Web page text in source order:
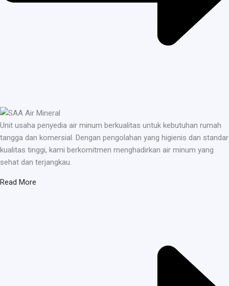
Unit usaha penyedia air minum berkualitas untuk kebutuhan rumah
tangga dan komersial. Dengan pengolahan yang higienis dan standar
kualitas tinggi, kami berkomitmen menghadirkan air minum yang
sehat dan terjangkau.
Read More